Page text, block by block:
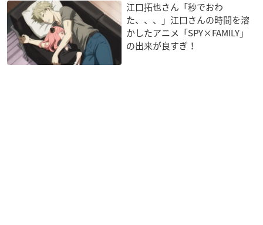
江口拓也さん「秒でおわ
た、、、」江口さんの時間を溶
かしたアニメ「SPY×FAMILY」
の出来が良すぎ！